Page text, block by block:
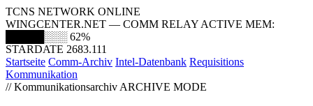
TCNS NETWORK ONLINE
WINGCENTER.NET — COMM RELAY ACTIVE MEM:
█████░░░ 62%
STARDATE 2683.111
Startseite Comm-Archiv Intel-Datenbank Requisitions
Kommunikation
// Kommunikationsarchiv ARCHIVE MODE